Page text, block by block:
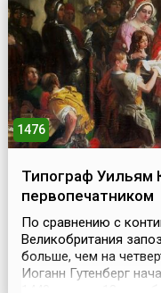
1476
Типограф Уильям
первопечатником
По сравнению с
Великобритания
больше, чем на
Иоганн Гутенберг